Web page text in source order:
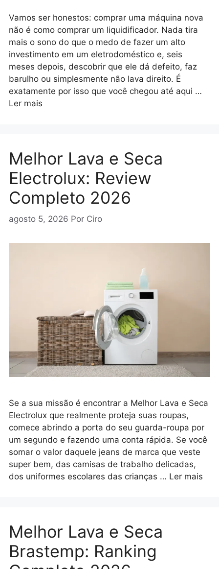
Vamos ser honestos: comprar uma máquina nova
não é como comprar um liquidificador. Nada tira
mais o sono do que o medo de fazer um alto
investimento em um eletrodoméstico e, seis
meses depois, descobrir que ele dá defeito, faz
barulho ou simplesmente não lava direito. É
exatamente por isso que você chegou até aqui …
Ler mais
Melhor Lava e Seca
Electrolux: Review
Completo 2026
agosto 5, 2026 Por Ciro
Se a sua missão é encontrar a Melhor Lava e Seca
Electrolux que realmente proteja suas roupas,
comece abrindo a porta do seu guarda-roupa por
um segundo e fazendo uma conta rápida. Se você
somar o valor daquele jeans de marca que veste
super bem, das camisas de trabalho delicadas,
dos uniformes escolares das crianças … Ler mais
Melhor Lava e Seca
Brastemp: Ranking